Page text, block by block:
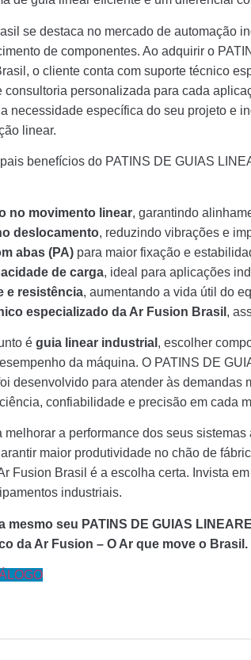
se destaca no mercado de automação
de componentes. Ao adquirir o
o cliente conta com suporte técnico
consultoria personalizada para cada
necessidade específica do seu projeto e
linear.
benefícios do PATINS DE GUIAS
no movimento linear, garantindo
deslocamento, reduzindo vibrações e
abas (PA) para maior fixação e
de carga, ideal para aplicações
e resistência, aumentando a vida útil do
especializado da Ar Fusion Brasil ,
é guia linear industrial , escolher
da máquina. O PATINS DE
desenvolvido para atender às demandas
confiabilidade e precisão em cada
melhorar a performance dos seus
maior produtividade no chão de
Fusion Brasil é a escolha certa. Invista
industriais.
mesmo seu PATINS DE GUIAS
da Ar Fusion – O Ar que move o Brasil.